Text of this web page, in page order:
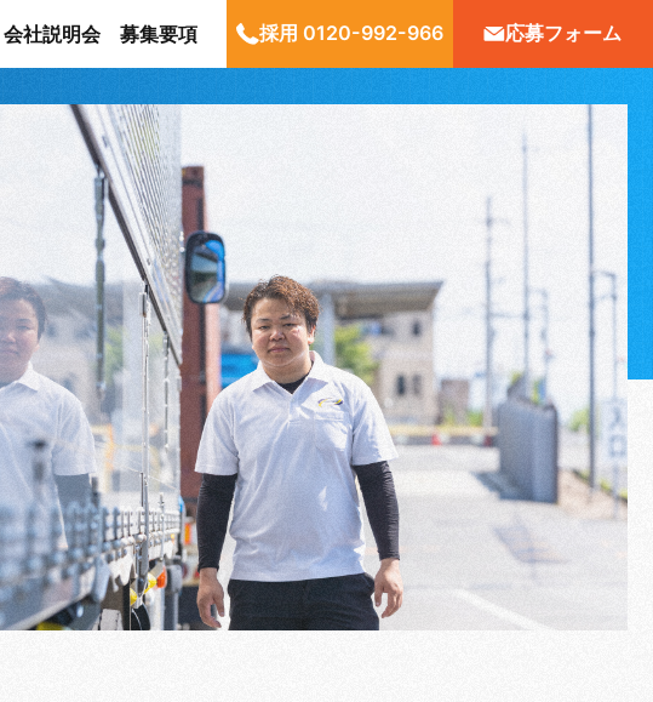
会社説明会
会社説明会
募集要項
募集要項
採用 0120-992-966 応募フォーム